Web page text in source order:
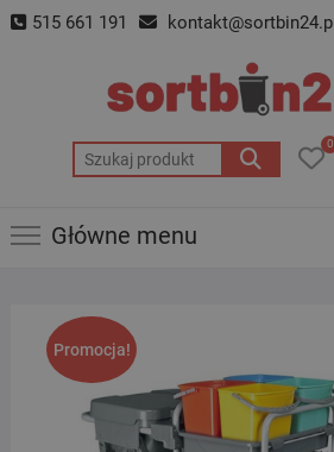
Skip 515 661 191 kontakt@sortbin24.pl
Szukaj:
0
Główne menu
Promocja!